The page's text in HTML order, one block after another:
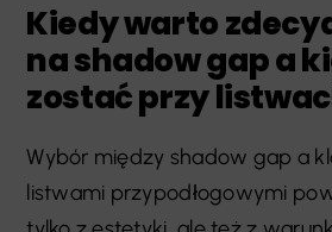
Kiedy warto
na shadow gap a
zostać przy
Wybór między shadow gap a
listwami przypodłogowymi